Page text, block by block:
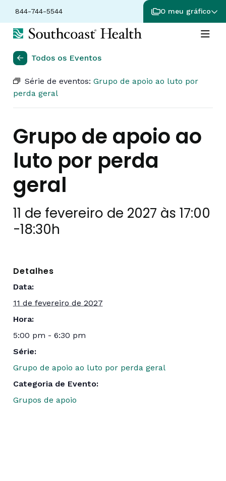
844-744-5544 O meu gráfico
Todos os Eventos
Série de eventos: Grupo de apoio ao luto por
perda geral
Grupo de apoio ao
luto por perda
geral
11 de fevereiro de 2027 às 17:00
-18:30h
Detalhes
Data:
11 de fevereiro de 2027
Hora:
5:00 pm - 6:30 pm
Série:
Grupo de apoio ao luto por perda geral
Categoria de Evento:
Grupos de apoio